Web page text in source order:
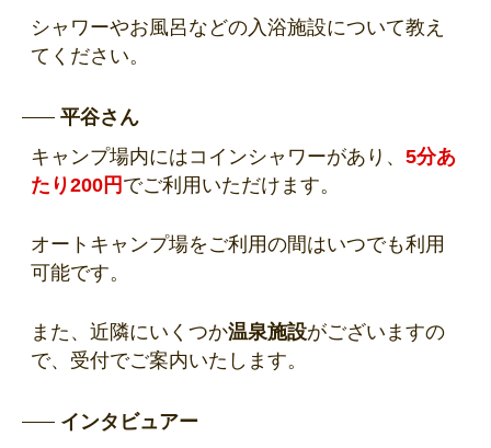
シャワーやお風呂などの入浴施設について教え
てください。
平谷さん
キャンプ場内にはコインシャワーがあり、 5分あ
たり200円 でご利用いただけます。
オートキャンプ場をご利用の間はいつでも利用
可能です。
また、近隣にいくつか温泉施設がございますの
で、受付でご案内いたします。
インタビュアー